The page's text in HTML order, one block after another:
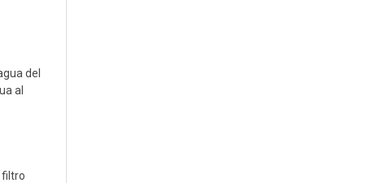
del
al
filtro